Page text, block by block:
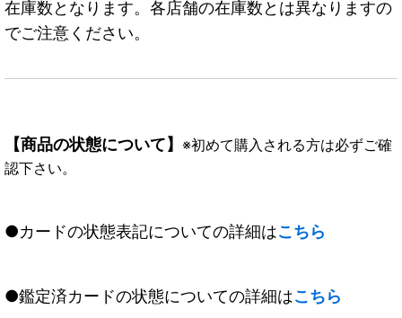
在庫数となります。各店舗の在庫数とは異なりますの
でご注意ください。
【商品の状態について】 ※初めて購入される方は必ずご確
認下さい。
●カードの状態表記についての詳細はこちら
●鑑定済カードの状態についての詳細はこちら